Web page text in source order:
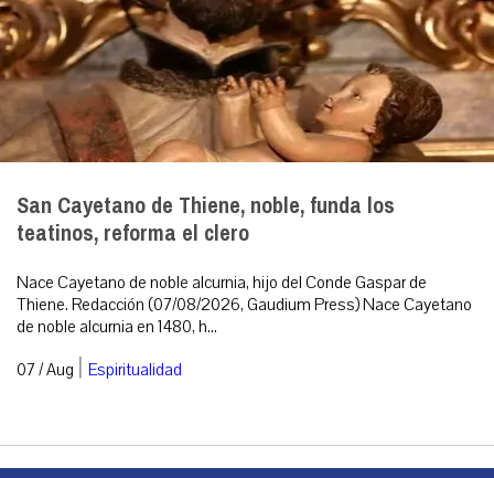
San Cayetano de Thiene, noble, funda los
teatinos, reforma el clero
Nace Cayetano de noble alcurnia, hijo del Conde Gaspar de
Thiene. Redacción (07/08/2026, Gaudium Press) Nace Cayetano
de noble alcurnia en 1480, h...
07 / Aug | Espiritualidad